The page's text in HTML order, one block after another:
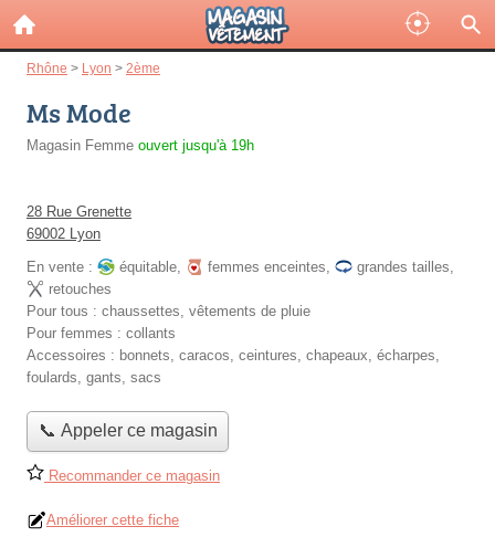
Rhône > Lyon > 2ème
Ms Mode
Magasin Femme ouvert jusqu'à 19h
28 Rue Grenette
69002 Lyon
En vente :
équitable, femmes enceintes, grandes tailles,
retouches
Pour tous : chaussettes, vêtements de pluie
Pour femmes : collants
Accessoires : bonnets, caracos, ceintures, chapeaux, écharpes,
foulards, gants, sacs
📞 Appeler ce magasin
Recommander ce magasin
Améliorer cette fiche